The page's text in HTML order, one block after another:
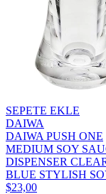
SEPETE EKLE
DAIWA
DAIWA PUSH ONE
MEDIUM SOY
DISPENSER
BLUE STYLISH
$23,00